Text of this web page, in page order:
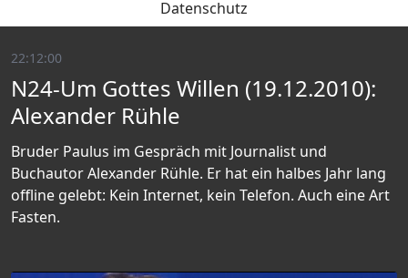
Datenschutz
22:12:00
N24-Um Gottes Willen (19.12.2010):
Alexander Rühle
Bruder Paulus im Gespräch mit Journalist und
Buchautor Alexander Rühle. Er hat ein halbes Jahr lang
offline gelebt: Kein Internet, kein Telefon. Auch eine Art
Fasten.